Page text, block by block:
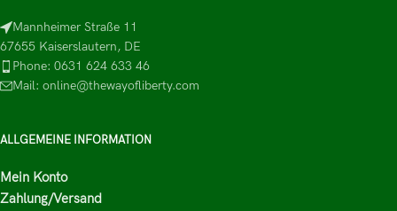
Mannheimer Straße 11
67655 Kaiserslautern, DE
Phone: 0631 624 633 46
Mail: online@thewayofliberty.com
ALLGEMEINE INFORMATION
Mein Konto
Zahlung/Versand